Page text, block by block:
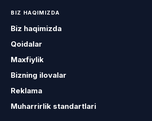
BIZ HAQIMIZDA
Biz haqimizda
Qoidalar
Maxfiylik
Bizning ilovalar
Reklama
Muharrirlik standartlari